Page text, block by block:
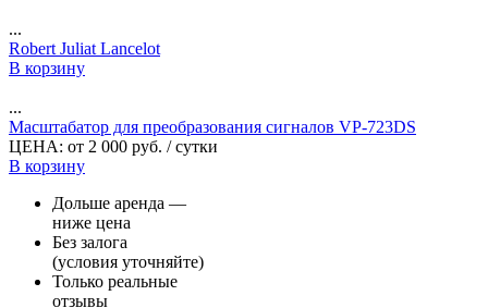
...
Robert Juliat Lancelot
В корзину
...
Масштабатор для преобразования сигналов VP-723DS
ЦЕНА: от 2 000 руб. / сутки
В корзину
Дольше аренда —
ниже цена
Без залога
(условия уточняйте)
Только реальные
отзывы